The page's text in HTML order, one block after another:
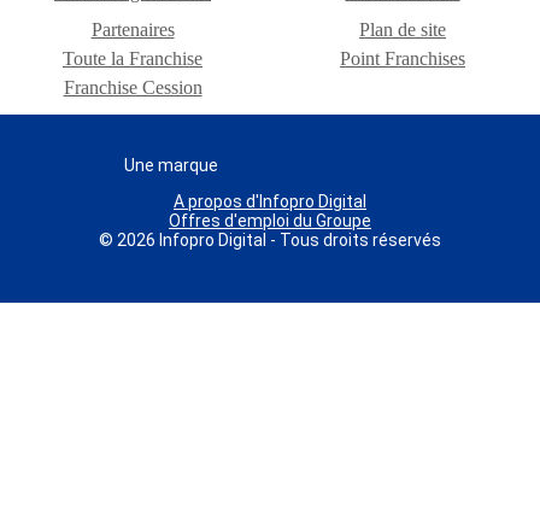
Partenaires
Plan de site
Toute la Franchise
Point Franchises
Franchise Cession
Une marque
A propos d'Infopro Digital
Offres d'emploi du Groupe
© 2026 Infopro Digital - Tous droits réservés